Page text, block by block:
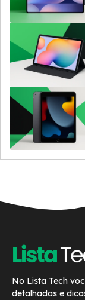
No Lista Tech
detalhadas e